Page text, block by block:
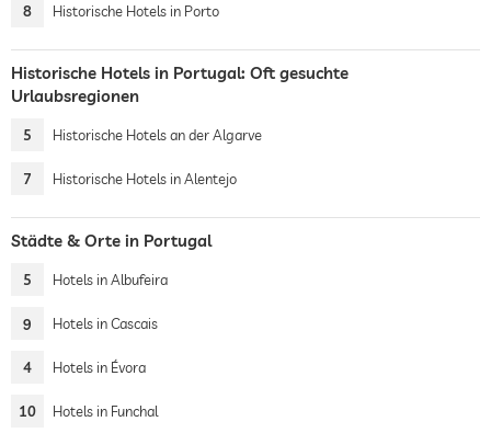
8 Historische Hotels in Porto
Historische Hotels in Portugal: Oft gesuchte
Urlaubsregionen
5 Historische Hotels an der Algarve
7 Historische Hotels in Alentejo
Städte & Orte in Portugal
5 Hotels in Albufeira
9 Hotels in Cascais
4 Hotels in Évora
10 Hotels in Funchal